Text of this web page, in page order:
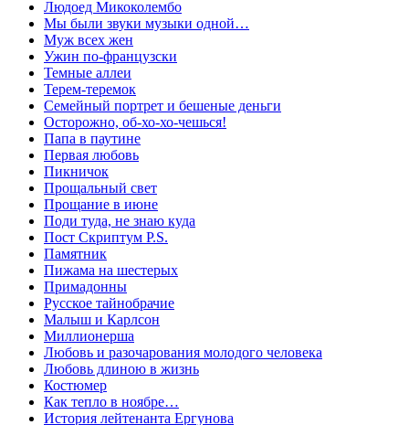
Людоед Микоколембо
Мы были звуки музыки одной…
Муж всех жен
Ужин по-французски
Темные аллеи
Терем-теремок
Семейный портрет и бешеные деньги
Осторожно, об-хо-хо-чешься!
Папа в паутине
Первая любовь
Пикничок
Прощальный свет
Прощание в июне
Поди туда, не знаю куда
Пост Скриптум P.S.
Памятник
Пижама на шестерых
Примадонны
Русское тайнобрачие
Малыш и Карлсон
Миллионерша
Любовь и разочарования молодого человека
Любовь длиною в жизнь
Костюмер
Как тепло в ноябре…
История лейтенанта Ергунова